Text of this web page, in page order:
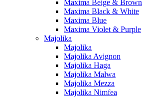
Maxima Beige & Brown
Maxima Black & White
Maxima Blue
Maxima Violet & Purple
Majolika
Majolika
Majolika Avignon
Majolika Haga
Majolika Malwa
Majolika Mezza
Majolika Nimfea